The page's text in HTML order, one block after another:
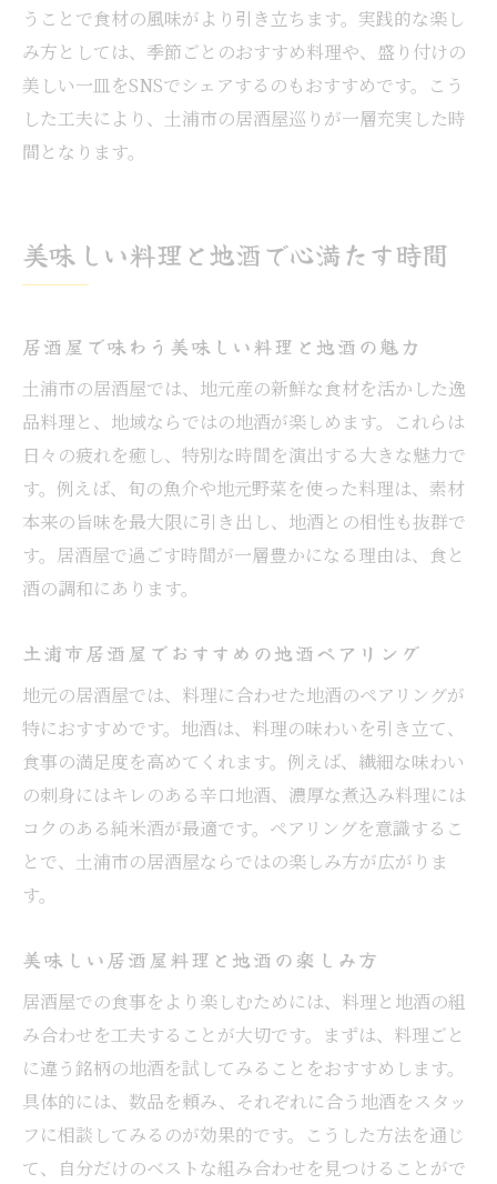
うことで食材の風味がより引き立ちます。実践的な楽し
み方としては、季節ごとのおすすめ料理や、盛り付けの
美しい一皿をSNSでシェアするのもおすすめです。こう
した工夫により、土浦市の居酒屋巡りが一層充実した時
間となります。
美味しい料理と地酒で心満たす時間
居酒屋で味わう美味しい料理と地酒の魅力
土浦市の居酒屋では、地元産の新鮮な食材を活かした逸
品料理と、地域ならではの地酒が楽しめます。これらは
日々の疲れを癒し、特別な時間を演出する大きな魅力で
す。例えば、旬の魚介や地元野菜を使った料理は、素材
本来の旨味を最大限に引き出し、地酒との相性も抜群で
す。居酒屋で過ごす時間が一層豊かになる理由は、食と
酒の調和にあります。
土浦市居酒屋でおすすめの地酒ペアリング
地元の居酒屋では、料理に合わせた地酒のペアリングが
特におすすめです。地酒は、料理の味わいを引き立て、
食事の満足度を高めてくれます。例えば、繊細な味わい
の刺身にはキレのある辛口地酒、濃厚な煮込み料理には
コクのある純米酒が最適です。ペアリングを意識するこ
とで、土浦市の居酒屋ならではの楽しみ方が広がりま
す。
美味しい居酒屋料理と地酒の楽しみ方
居酒屋での食事をより楽しむためには、料理と地酒の組
み合わせを工夫することが大切です。まずは、料理ごと
に違う銘柄の地酒を試してみることをおすすめします。
具体的には、数品を頼み、それぞれに合う地酒をスタッ
フに相談してみるのが効果的です。こうした方法を通じ
て、自分だけのベストな組み合わせを見つけることがで